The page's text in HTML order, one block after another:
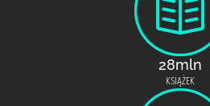
28mln
KSIĄŻEK